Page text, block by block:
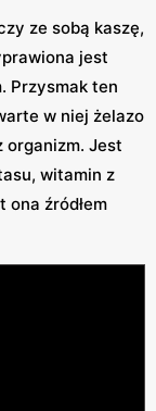
ze sobą kaszę,
jest
Przysmak ten
w niej żelazo
organizm. Jest
witamin z
ona źródłem